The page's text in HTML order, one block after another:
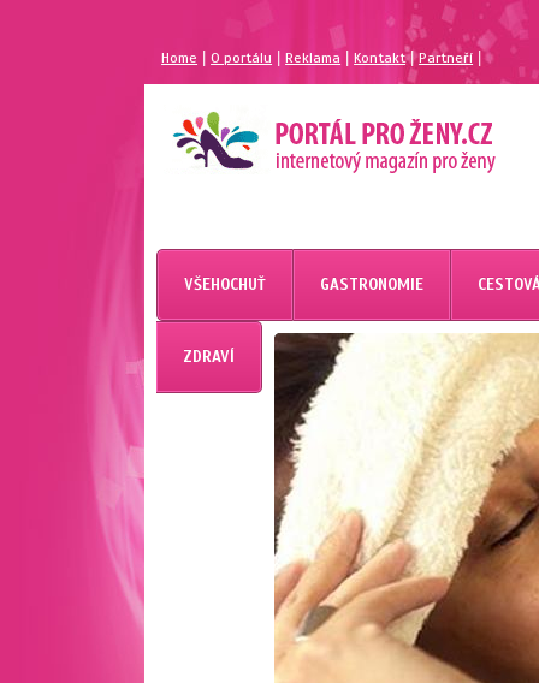
Home |O portálu Reklama Kontakt| Partneří
MAGAZÍN PRO ŽENY
PORTÁL PRO ŽENY.CZ
VŠEHOCHUŤ GASTRONOMIE
ZDRAVÍ